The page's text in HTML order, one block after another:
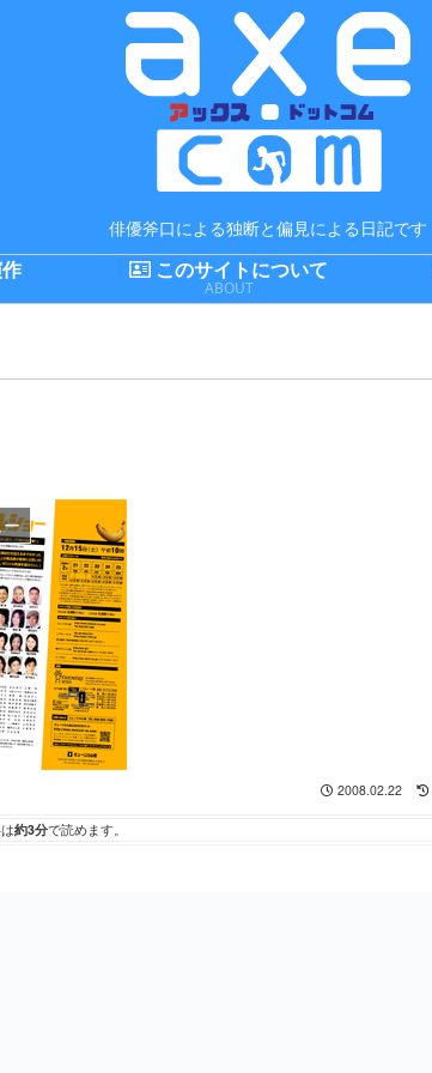
俳優斧口による独断と偏見による日記です
このサイトについて
ABOUT
2008.02.22
約3分で読めます。